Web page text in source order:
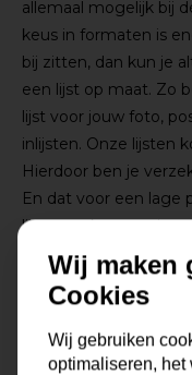
allemaal mogelijk bij
keus in formaten is
bij zitten, dan kun je
een lijst op maat. Zo
lijst voor jouw foto,
inlijsten. Onze lijsten
Hierdoor ben je
En dat voor een lage
lijstenmaker voor je
€99,95!
Specificaties
Wij maken
Cookies
Wij gebruiken
optimaliseren, het